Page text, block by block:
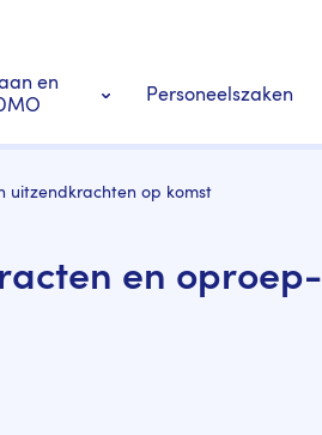
en
Personeelszaken
uitzendkrachten op komst
en oproep-